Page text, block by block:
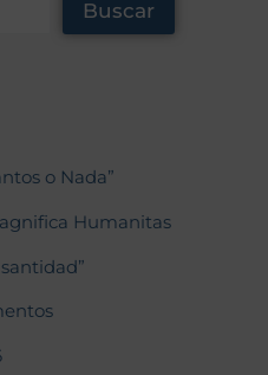
Buscar
o Nada”
Humanitas